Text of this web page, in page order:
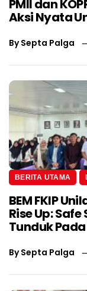
PMII dan
Aksi Nyata
BySepta Palga
BERITA UTAMA
BEM FKIP
Rise Up:
Tunduk
BySepta Palga